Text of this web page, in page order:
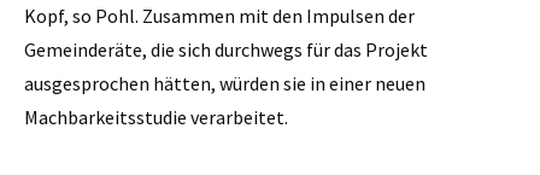
Kopf, so Pohl. Zusammen mit den Impulsen der
Gemeinderäte, die sich durchwegs für das Projekt
ausgesprochen hätten, würden sie in einer neuen
Machbarkeitsstudie verarbeitet.